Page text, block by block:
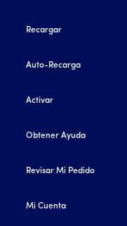
Recargar
Auto-Recarga
Activar
Obtener Ayuda
Revisar Mi Pedido
Mi Cuenta